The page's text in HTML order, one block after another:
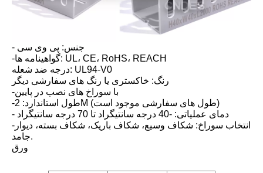
- جنس: پی وی سی
-گواهینامه ها: UL، CE، RoHS، REACH
درجه ضد شعله: UL94-V0
رنگ: خاکستری یا رنگ های سفارشی دیگر
-با سوراخ های نصب در پایین
-طول استاندارد: 2M (طول های سفارشی موجود است)
- دمای عملیاتی: -40 درجه سانتیگراد تا 70 درجه سانتیگراد
-انتخاب سوراخ: شکاف وسیع، شکاف باریک، شکاف بسته، دیوار
جامد.
ورق